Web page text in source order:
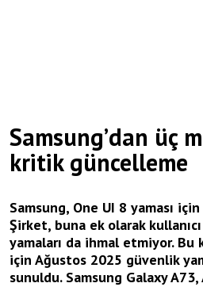
Samsung’dan üç
kritik güncelleme
Samsung, One UI 8 yaması
Şirket, buna ek olarak
yamaları da ihmal etmiyor. Bu
için Ağustos 2025 güvenlik
sunuldu. Samsung Galaxy